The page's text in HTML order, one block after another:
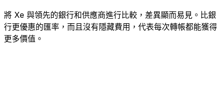
將 Xe 與領先的銀行和供應商進行比較，差異顯而易見。比銀
行更優惠的匯率，而且沒有隱藏費用，代表每次轉帳都能獲得
更多價值。